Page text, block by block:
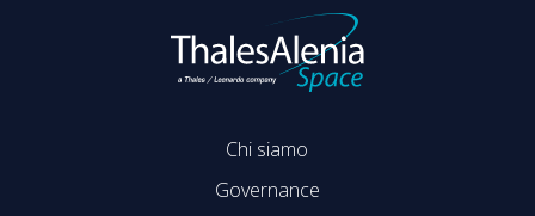
Chi siamo
Governance